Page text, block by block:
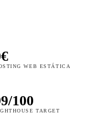
WEB ESTÁTICA
100
TARGET